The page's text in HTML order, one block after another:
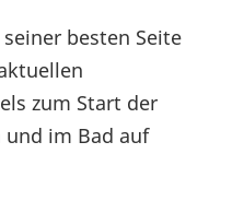
besten Seite
zum Start der
und im Bad auf